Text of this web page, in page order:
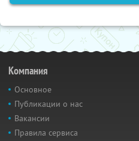
Компания
Основное
Публикации о нас
Вакансии
Правила сервиса